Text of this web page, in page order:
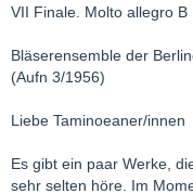
VII Finale. Molto allegro B
Bläserensemble der
(Aufn 3/1956)
Liebe Taminoeaner/innen
Es gibt ein paar Werke,
sehr selten höre. Im